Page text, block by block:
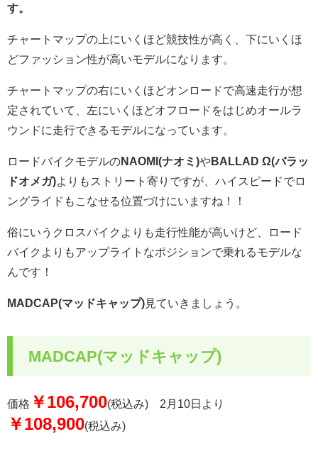
す。
チャートマップの上にいくほど競技性が高く、下にいくほ
どファッション性が高いモデルになります。
チャートマップの右にいくほどオンロードで高速走行が想
定されていて、左にいくほどオフロードをはじめオールラ
ウンドに走行できるモデルになっています。
ロードバイクモデルのNAOMI(ナオミ)やBALLAD Ω(バラッ
ドオメガ) よりもストリート寄りですが、ハイスピードでロ
ングライドもこなせる位置づけにいますね！！
俗にいうクロスバイクよりも走行性能が高いけど、ロード
バイクよりもアップライトなポジションで乗れるモデルな
んです！
MADCAP(マッドキャップ)見ていきましょう。
MADCAP(マッドキャップ)
価格 ￥106,700(税込み) 2月10日より
￥108,900(税込み)